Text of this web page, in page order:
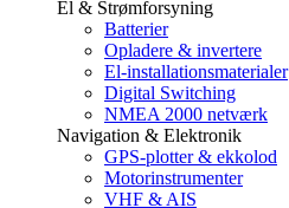
El & Strømforsyning
Batterier
Opladere & invertere
El-installationsmaterialer
Digital Switching
NMEA 2000 netværk
Navigation & Elektronik
GPS-plotter & ekkolod
Motorinstrumenter
VHF & AIS